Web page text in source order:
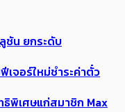
ชัน ยกระดับ
เจอร์ใหม่ชำระค่าตั๋ว
พิเศษแก่สมาชิก Max